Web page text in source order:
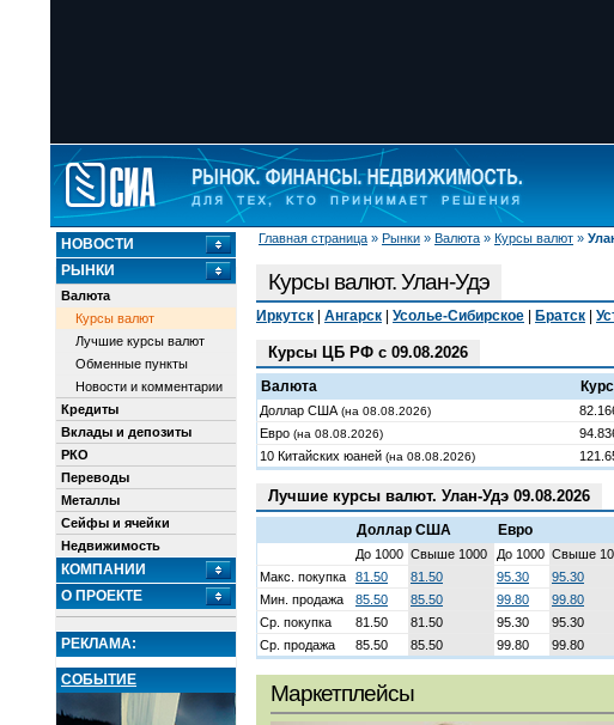
Главная страница » Рынки » Валюта » Курсы валют »
НОВОСТИ
РЫНКИ
Валюта
Курсы валют
Лучшие курсы валют
Обменные пункты
Новости и комментарии
Кредиты
Вклады и депозиты
РКО
Переводы
Металлы
Сейфы и ячейки
Недвижимость
КОМПАНИИ
О ПРОЕКТЕ
РЕКЛАМА:
СОБЫТИЕ
Курсы валют. Улан-Удэ
Иркутск Ангарск Усолье-Сибирское Братск
Курсы ЦБ РФ с 09.08.2026
Валюта
Доллар США (на 08.08.2026)
Евро (на 08.08.2026)
10 Китайских юаней (на 08.08.2026)
Лучшие курсы валют. Улан-Удэ 09.08.2026
Доллар США Евро
До 1000 Свыше 1000 До 1000 Свыше
Макс. покупка
81.50 81.50 95.30 95.30
Мин. продажа
85.50 85.50 99.80 99.80
Ср. покупка
81.50 81.50 95.30 95.30
Ср. продажа
85.50 85.50 99.80 99.80
Маркетплейсы